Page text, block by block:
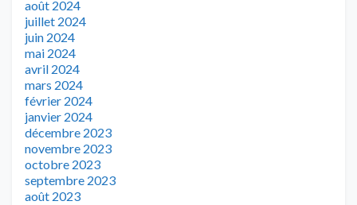
août 2024
juillet 2024
juin 2024
mai 2024
avril 2024
mars 2024
février 2024
janvier 2024
décembre 2023
novembre 2023
octobre 2023
septembre 2023
août 2023